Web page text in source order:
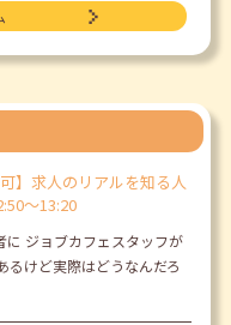
】求人のリアルを知る人
～13:20
ジョブカフェスタッフが
るけど実際はどうなんだろ